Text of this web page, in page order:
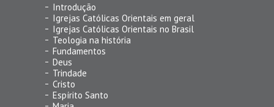
Introdução
Igrejas Católicas Orientais em geral
Igrejas Católicas Orientais no Brasil
Teologia na história
Fundamentos
Deus
Trindade
Cristo
Espírito Santo